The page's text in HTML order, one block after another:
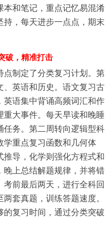
本和笔记，重点记忆易混淆
持，每天进步一点点，期末
破，精准打击
点制定了分类复习计划。第
、英语和历史。语文复习古
英语集中背诵高频词汇和作
重大事件。每天早读和晚睡
任务。第二周转向逻辑型科
学重点复习函数和几何体
导，化学则强化方程式和
晚上总结解题规律，并将错
前最后两天，进行全科回
套真题，训练答题速度。
的复习时间，通过分类突破